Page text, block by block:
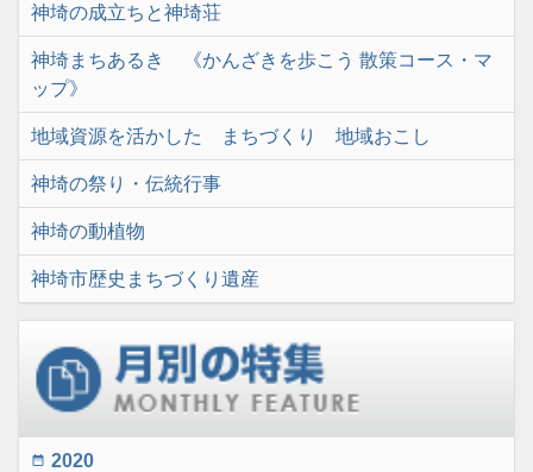
神埼の成立ちと神埼荘
神埼まちあるき 《かんざきを歩こう 散策コース・マ
ップ》
地域資源を活かした まちづくり 地域おこし
神埼の祭り・伝統行事
神埼の動植物
神埼市歴史まちづくり遺産
date_range 2020